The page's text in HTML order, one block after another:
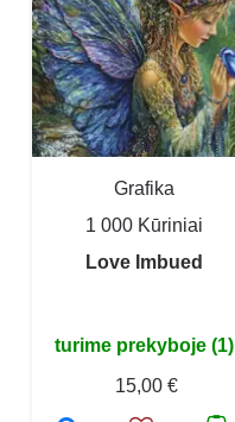
Grafika
1 000 Kūriniai
Love Imbued
turime prekyboje (1)
15,00 €